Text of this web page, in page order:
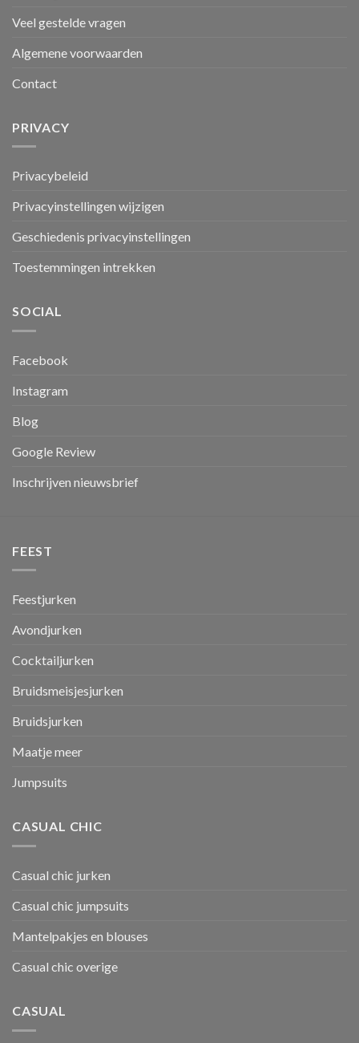
Veel gestelde vragen
Algemene voorwaarden
Contact
PRIVACY
Privacybeleid
Privacyinstellingen wijzigen
Geschiedenis privacyinstellingen
Toestemmingen intrekken
SOCIAL
Facebook
Instagram
Blog
Google Review
Inschrijven nieuwsbrief
FEEST
Feestjurken
Avondjurken
Cocktailjurken
Bruidsmeisjesjurken
Bruidsjurken
Maatje meer
Jumpsuits
CASUAL CHIC
Casual chic jurken
Casual chic jumpsuits
Mantelpakjes en blouses
Casual chic overige
CASUAL